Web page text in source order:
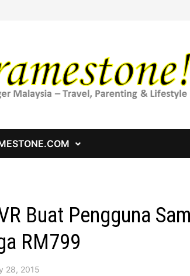
Buat Pengguna
RM799
28, 2015